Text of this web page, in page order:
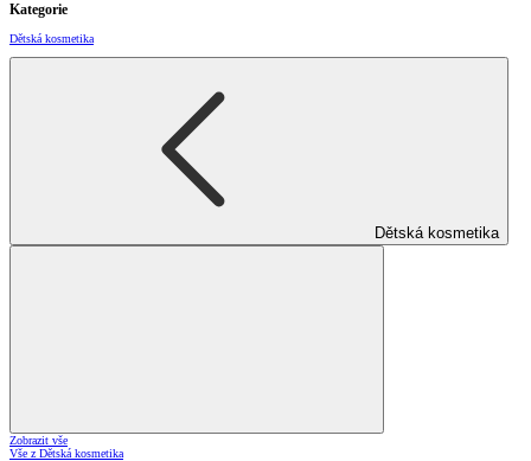
Kategorie
Dětská kosmetika
Dětská kosmetika
Zobrazit vše
Vše z Dětská kosmetika